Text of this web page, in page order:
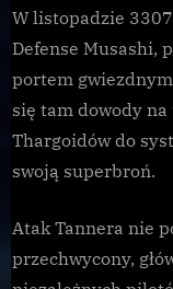
W listopadzie
Defense Musashi,
portem
się tam dowody na
Thargoidów do
swoją superbroń.
Atak Tannera nie
przechwycony,